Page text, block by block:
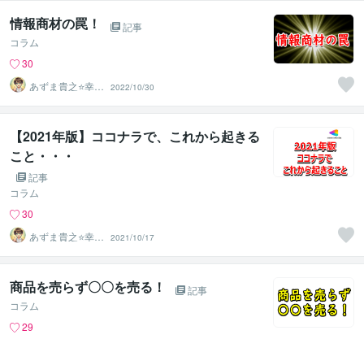
情報商材の罠！
記事
コラム
30
あずま貴之⭐幸せ
自分軸の生き方
育成コーチ
2022/10/30
【2021年版】ココナラで、これから起きる
こと・・・
記事
コラム
30
あずま貴之⭐幸せ
自分軸の生き方
育成コーチ
2021/10/17
商品を売らず〇〇を売る！
記事
コラム
29